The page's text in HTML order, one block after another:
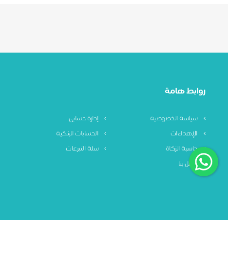
روابط هامة
سياسة الخصوصية
إدارة حسابي
الإهداءات
الحسابات البنكية
حاسبة الزكاة
سلة التبرعات
اتصل بنا